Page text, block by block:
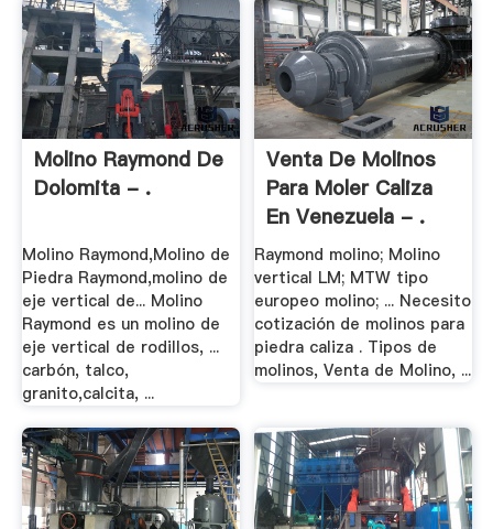
Molino Raymond De
Dolomita - .
Molino Raymond,Molino de
Piedra Raymond,molino de
eje vertical de... Molino
Raymond es un molino de
eje vertical de rodillos, ...
carbón, talco,
granito,calcita, ...
Venta De Molinos
Para Moler Caliza
En Venezuela - .
Raymond molino; Molino
vertical LM; MTW tipo
europeo molino; ... Necesito
cotización de molinos para
piedra caliza . Tipos de
molinos, Venta de Molino, ...